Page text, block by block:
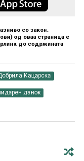
со закон.
од оваа страница е
до содржината
Кацарска
данок